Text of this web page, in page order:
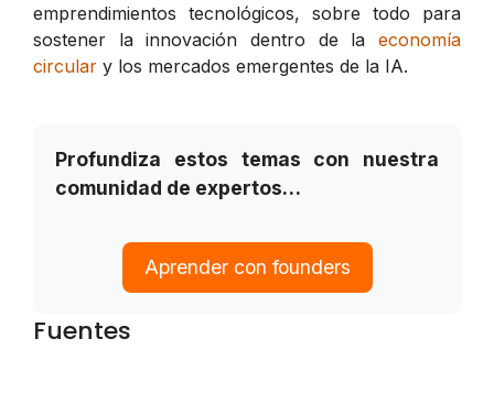
emprendimientos tecnológicos, sobre todo para
sostener la innovación dentro de la economía
circular y los mercados emergentes de la IA.
Profundiza estos temas con nuestra
comunidad de expertos…
Aprender con founders
Fuentes